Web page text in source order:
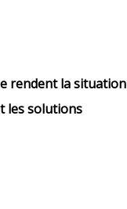
rendent la situation
les solutions